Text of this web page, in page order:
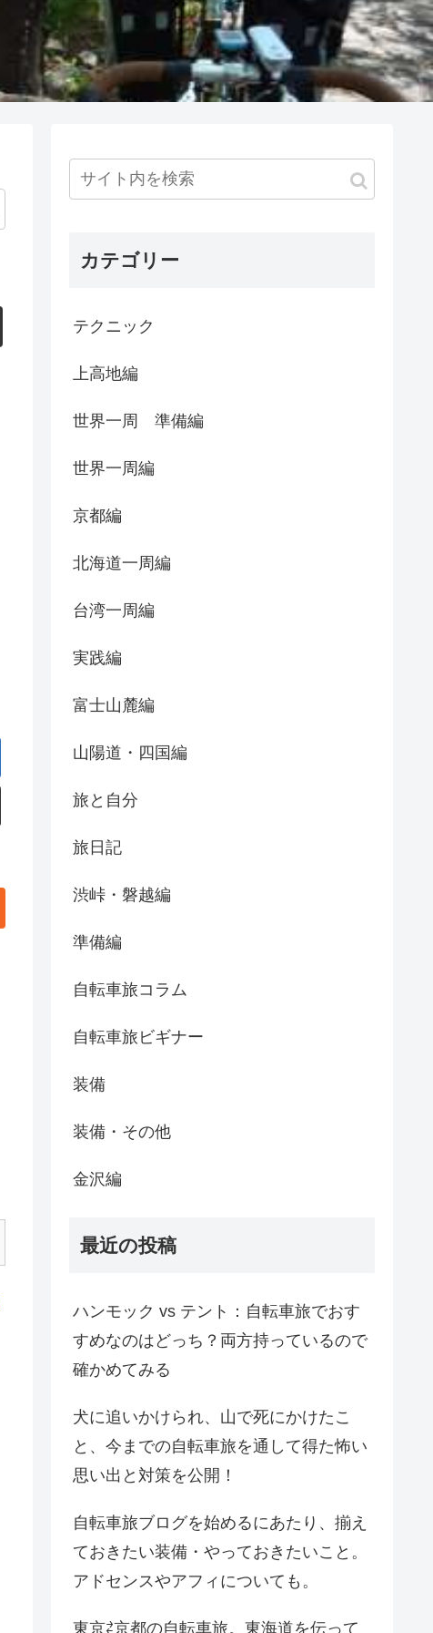
カテゴリー
テクニック
上高地編
世界一周 準備編
世界一周編
京都編
北海道一周編
台湾一周編
実践編
富士山麓編
山陽道・四国編
旅と自分
旅日記
渋峠・磐越編
準備編
自転車旅コラム
自転車旅ビギナー
装備
装備・その他
金沢編
最近の投稿
ハンモック vs テント：自転車旅でおす
すめなのはどっち？両方持っているので
確かめてみる
犬に追いかけられ、山で死にかけたこ
と、今までの自転車旅を通して得た怖い
思い出と対策を公開！
自転車旅ブログを始めるにあたり、揃え
ておきたい装備・やっておきたいこと。
アドセンスやアフィについても。
東京⇄京都の自転車旅。東海道を伝って